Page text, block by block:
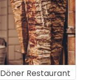
Döner Restaurant